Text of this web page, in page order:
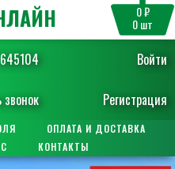
Войти
звонок Регистрация
0 ₽
0шт
ОПЛАТА И ДОСТАВКА
КОНТАКТЫ